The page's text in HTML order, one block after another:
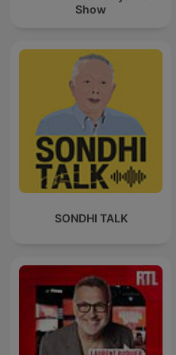
Show
SONDHI TALK